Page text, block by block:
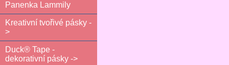
Panenka Lammily
Kreativní tvořivé pásky -
>
Duck® Tape -
dekorativní pásky ->